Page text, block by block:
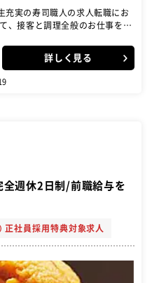
充実の寿司職人の求人転職にお
きましょう！
詳しく見る
週休2日制/前職給与を
正社員採用特典対象求人